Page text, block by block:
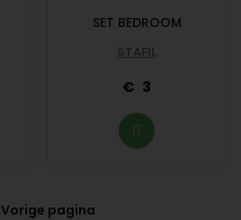
SET BEDROOM
STAFIL
3
Vorige pagina